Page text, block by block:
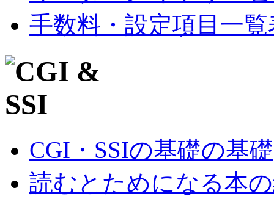
手数料・設定項目一覧
CGI・SSIの基礎の基礎
読むとためになる本